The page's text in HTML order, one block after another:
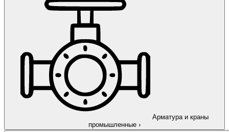
Арматура и краны
промышленные ›